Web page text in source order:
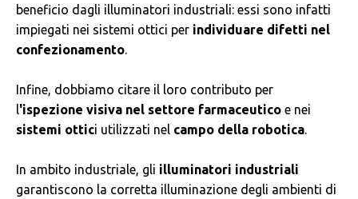
beneficio dagli illuminatori industriali: essi sono infatti
impiegati nei sistemi ottici per individuare difetti nel
confezionamento.
Infine, dobbiamo citare il loro contributo per
l'ispezione visiva nel settore farmaceutico e nei
sistemi ottici utilizzati nel campo della robotica.
In ambito industriale, gli illuminatori industriali
garantiscono la corretta illuminazione degli ambienti di